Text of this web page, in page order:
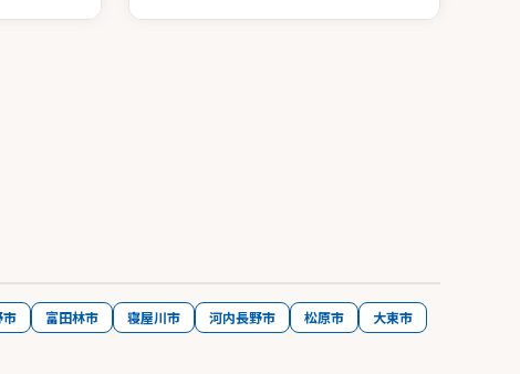
市 富田林市 寝屋川市 河内長野市 松原市
大東市